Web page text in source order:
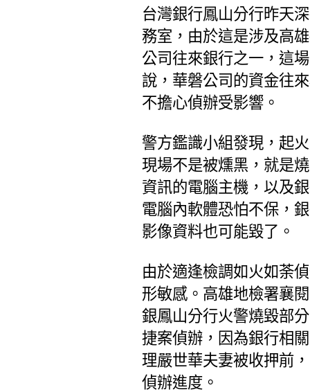
台灣銀行鳳山分行昨天
務室，由於這是涉及高
公司往來銀行之一，這
說，華磐公司的資金往
不擔心偵辦受影響。
警方鑑識小組發現，起
現場不是被燻黑，就是
資訊的電腦主機，以及
電腦內軟體恐怕不保，
影像資料也可能毀了。
由於適逢檢調如火如荼
形敏感。高雄地檢署襄
銀鳳山分行火警燒毀部
捷案偵辦，因為銀行相
理嚴世華夫妻被收押前
偵辦進度。